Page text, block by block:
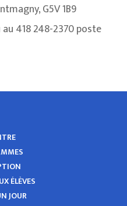
G5V 1B9
418 248-2370 poste
ÉLÈVES
JOUR